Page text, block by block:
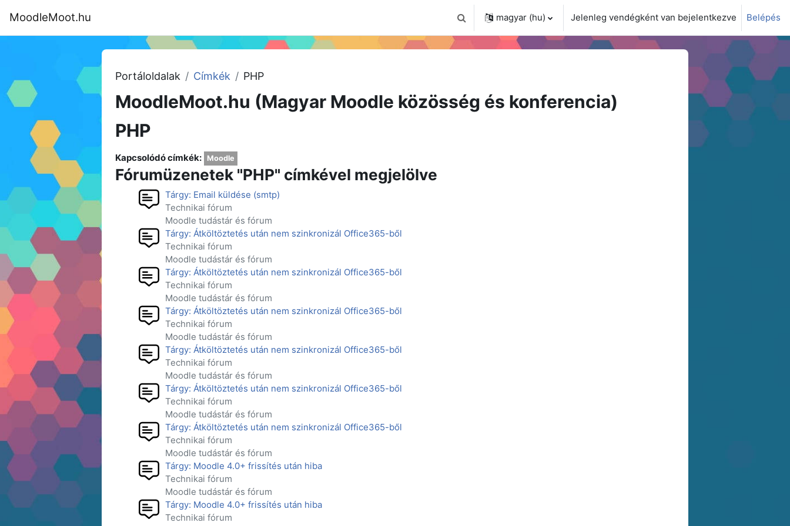
MoodleMoot.hu Keresési bemeneti adatok váltása
magyar ‎(hu)‎ Jelenleg vendégként van bejelentkezve Belépés
Portáloldalak Címkék PHP
MoodleMoot.hu (Magyar Moodle közösség és konferencia)
PHP
Kapcsolódó címkék: Moodle
Fórumüzenetek "PHP" címkével megjelölve
Tárgy: Email küldése (smtp)
Technikai fórum
Moodle tudástár és fórum
Tárgy: Átköltöztetés után nem szinkronizál Office365-ből
Technikai fórum
Moodle tudástár és fórum
Tárgy: Átköltöztetés után nem szinkronizál Office365-ből
Technikai fórum
Moodle tudástár és fórum
Tárgy: Átköltöztetés után nem szinkronizál Office365-ből
Technikai fórum
Moodle tudástár és fórum
Tárgy: Átköltöztetés után nem szinkronizál Office365-ből
Technikai fórum
Moodle tudástár és fórum
Tárgy: Átköltöztetés után nem szinkronizál Office365-ből
Technikai fórum
Moodle tudástár és fórum
Tárgy: Átköltöztetés után nem szinkronizál Office365-ből
Technikai fórum
Moodle tudástár és fórum
Tárgy: Moodle 4.0+ frissítés után hiba
Technikai fórum
Moodle tudástár és fórum
Tárgy: Moodle 4.0+ frissítés után hiba
Technikai fórum